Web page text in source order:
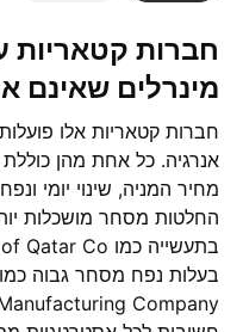
חברות קטאריות עוסקת במגזר אחד:
מינרלים שאינם
חברות קטאריות אלו
אנרגיה. כל אחת מהן כוללת
מחיר המניה, שינוי יומי
החלטות מסחר מושכלות